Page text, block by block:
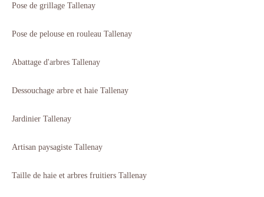
Pose de grillage Tallenay
Pose de pelouse en rouleau Tallenay
Abattage d'arbres Tallenay
Dessouchage arbre et haie Tallenay
Jardinier Tallenay
Artisan paysagiste Tallenay
Taille de haie et arbres fruitiers Tallenay